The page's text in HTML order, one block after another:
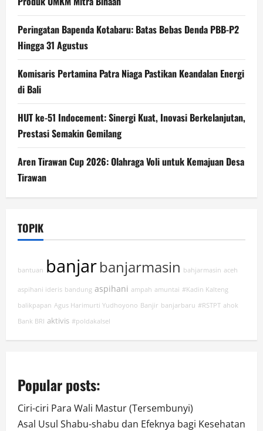
Peringatan Bapenda Kotabaru: Batas Bebas Denda PBB-P2
Hingga 31 Agustus
Komisaris Pertamina Patra Niaga Pastikan Keandalan Energi
di Bali
HUT ke-51 Indocement: Sinergi Kuat, Inovasi Berkelanjutan,
Prestasi Semakin Gemilang
Aren Tirawan Cup 2026: Olahraga Voli untuk Kemajuan Desa
Tirawan
TOPIK
bantuan banjarbanjarmasin bahjarmasin aceh
aspihani ideris bandung aspihani ampah amuntai #Kadin Kalteng
balikpapan Agus Harimurti Yudhoyono Banjir banjarbaru #RSTPT ahok
Bank BRI aktivis #poldakalsel
Popular posts:
Ciri-ciri Para Wali Mastur (Tersembunyi)
Asal Usul Shabu-shabu dan Efeknya bagi Kesehatan